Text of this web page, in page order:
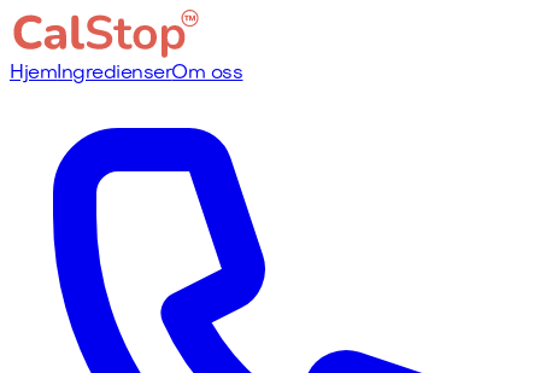
HjemIngredienserOm oss